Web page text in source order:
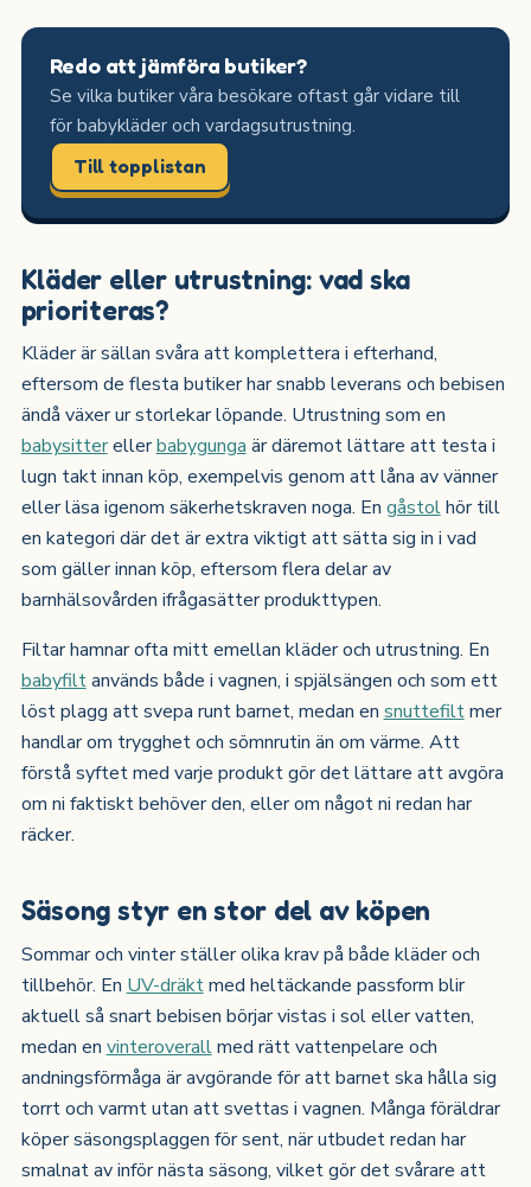
Redo att jämföra butiker?
Se vilka butiker våra besökare oftast går vidare till
för babykläder och vardagsutrustning.
Till topplistan
Kläder eller utrustning: vad ska
prioriteras?
Kläder är sällan svåra att komplettera i efterhand,
eftersom de flesta butiker har snabb leverans och bebisen
ändå växer ur storlekar löpande. Utrustning som en
babysitterellerbabygunga är däremot lättare att testa i
lugn takt innan köp, exempelvis genom att låna av vänner
eller läsa igenom säkerhetskraven noga. En gåstolhör till
en kategori där det är extra viktigt att sätta sig in i vad
som gäller innan köp, eftersom flera delar av
barnhälsovården ifrågasätter produkttypen.
Filtar hamnar ofta mitt emellan kläder och utrustning. En
babyfiltanvänds både i vagnen, i spjälsängen och som ett
löst plagg att svepa runt barnet, medan en snuttefiltmer
handlar om trygghet och sömnrutin än om värme. Att
förstå syftet med varje produkt gör det lättare att avgöra
om ni faktiskt behöver den, eller om något ni redan har
räcker.
Säsong styr en stor del av köpen
Sommar och vinter ställer olika krav på både kläder och
tillbehör. En UV-dräktmed heltäckande passform blir
aktuell så snart bebisen börjar vistas i sol eller vatten,
medan en vinteroverallmed rätt vattenpelare och
andningsförmåga är avgörande för att barnet ska hålla sig
torrt och varmt utan att svettas i vagnen. Många föräldrar
köper säsongsplaggen för sent, när utbudet redan har
smalnat av inför nästa säsong, vilket gör det svårare att